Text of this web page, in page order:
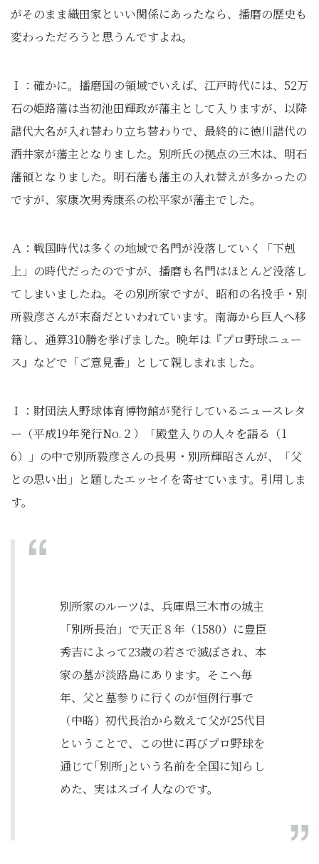
がそのまま織田家といい関係にあったなら、播磨の歴史も
変わっただろうと思うんですよね。
Ｉ：確かに。播磨国の領域でいえば、江戸時代には、52万
石の姫路藩は当初池田輝政が藩主として入りますが、以降
譜代大名が入れ替わり立ち替わりで、最終的に徳川譜代の
酒井家が藩主となりました。別所氏の拠点の三木は、明石
藩領となりました。明石藩も藩主の入れ替えが多かったの
ですが、家康次男秀康系の松平家が藩主でした。
Ａ：戦国時代は多くの地域で名門が没落していく「下剋
上」の時代だったのですが、播磨も名門はほとんど没落し
てしまいましたね。その別所家ですが、昭和の名投手・別
所毅彦さんが末裔だといわれています。南海から巨人へ移
籍し、通算310勝を挙げました。晩年は『プロ野球ニュー
ス』などで「ご意見番」として親しまれました。
Ｉ：財団法人野球体育博物館が発行しているニュースレタ
ー（平成19年発行No.２）「殿堂入りの人々を語る（1
6）」の中で別所毅彦さんの長男・別所輝昭さんが、「父
との思い出」と題したエッセイを寄せています。引用しま
す。
別所家のルーツは、兵庫県三木市の城主
「別所長治」で天正８年（1580）に豊臣
秀吉によって23歳の若さで滅ぼされ、本
家の墓が淡路島にあります。そこへ毎
年、父と墓参りに行くのが恒例行事で
（中略）初代長治から数えて父が25代目
ということで、この世に再びプロ野球を
通じて｢別所｣という名前を全国に知らし
めた、実はスゴイ人なのです。